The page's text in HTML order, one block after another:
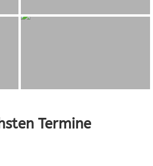
Termine